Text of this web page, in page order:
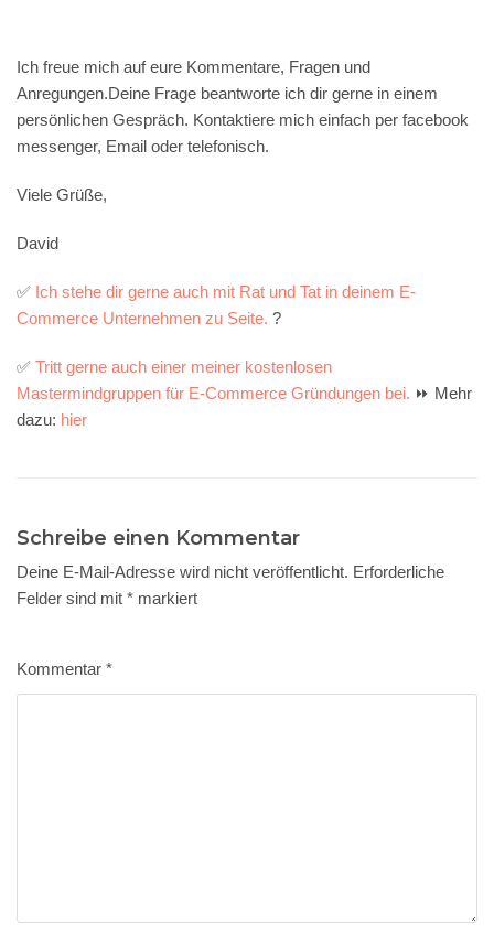
Ich freue mich auf eure Kommentare, Fragen und
Anregungen.Deine Frage beantworte ich dir gerne in einem
persönlichen Gespräch. Kontaktiere mich einfach per facebook
messenger, Email oder telefonisch.
Viele Grüße,
David
✅ Ich stehe dir gerne auch mit Rat und Tat in deinem E-
Commerce Unternehmen zu Seite. ?
✅ Tritt gerne auch einer meiner kostenlosen
Mastermindgruppen für E-Commerce Gründungen bei. ⏩ Mehr
dazu: hier
Schreibe einen Kommentar
Deine E-Mail-Adresse wird nicht veröffentlicht. Erforderliche
Felder sind mit * markiert
Kommentar *